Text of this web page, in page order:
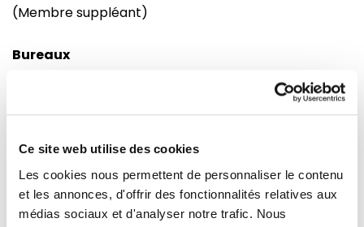
Ce site web utilise des cookies
Les cookies nous permettent de personnaliser le contenu
et les annonces, d'offrir des fonctionnalités relatives aux
médias sociaux et d'analyser notre trafic. Nous
(Membre suppléant)
Bureaux
Building : Altiero Spinelli
Bureau : 08G165
Wiertzstraat 60
B-1047
Bruxelles
Parlement européen
Building : Winston Churchill
Bureau : M01041
Schuman
F 67070 cedex
Strasbourg